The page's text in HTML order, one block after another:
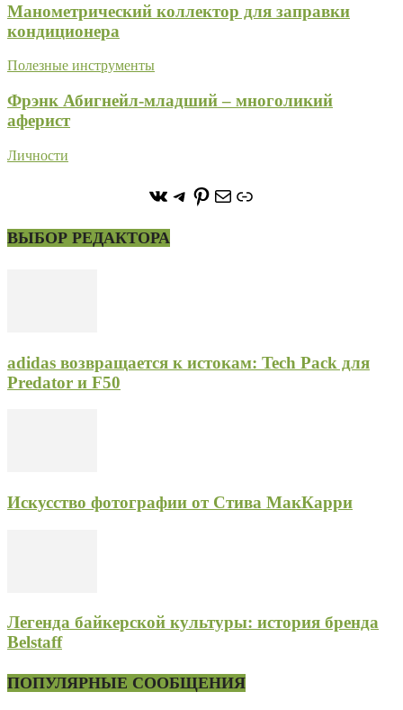
Манометрический коллектор для заправки
кондиционера
Полезные инструменты
Фрэнк Абигнейл-младший – многоликий
аферист
Личности
https://vk.com/
https://t.me/stoneforest
https://
ПочтаСсылка
ВЫБОР РЕДАКТОРА
adidas возвращается к истокам: Tech Pack для
Predator и F50
Искусство фотографии от Стива МакКарри
Легенда байкерской культуры: история бренда
Belstaff
ПОПУЛЯРНЫЕ СООБЩЕНИЯ